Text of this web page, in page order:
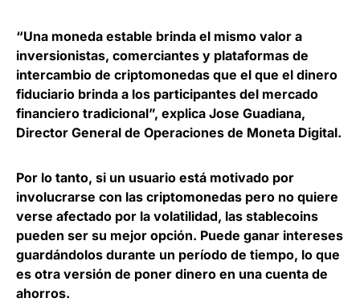
“Una moneda estable brinda el mismo valor a
inversionistas, comerciantes y plataformas de
intercambio de criptomonedas que el que el dinero
fiduciario brinda a los participantes del mercado
financiero tradicional”, explica Jose Guadiana,
Director General de Operaciones de Moneta Digital.
Por lo tanto, si un usuario está motivado por
involucrarse con las criptomonedas pero no quiere
verse afectado por la volatilidad, las stablecoins
pueden ser su mejor opción. Puede ganar intereses
guardándolos durante un período de tiempo, lo que
es otra versión de poner dinero en una cuenta de
ahorros.